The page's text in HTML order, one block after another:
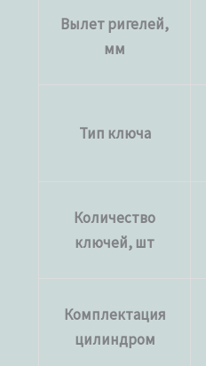
Вылет ригелей,
мм
Тип ключа
Количество
ключей, шт
Комплектация
цилиндром